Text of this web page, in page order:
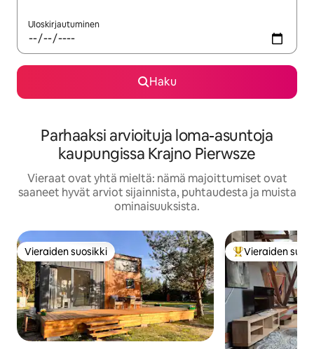
Uloskirjautuminen
Haku
Parhaaksi arvioituja loma-asuntoja
kaupungissa Krajno Pierwsze
Vieraat ovat yhtä mieltä: nämä majoittumiset ovat
saaneet hyvät arviot sijainnista, puhtaudesta ja muista
ominaisuuksista.
Vieraiden suosikki
Vieraiden suosikki Vieraiden
Vieraiden